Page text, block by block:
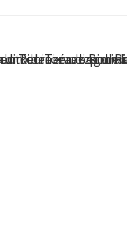
Rimini é o
Terrazza di Rimini
do Terrazza di
decorado pode